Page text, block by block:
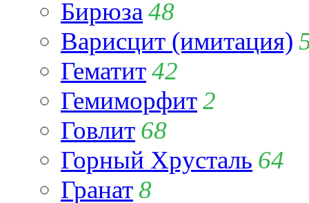
Бирюза 48
Варисцит (имитация)
Гематит42
Гемиморфит2
Говлит 68
Горный Хрусталь 64
Гранат8